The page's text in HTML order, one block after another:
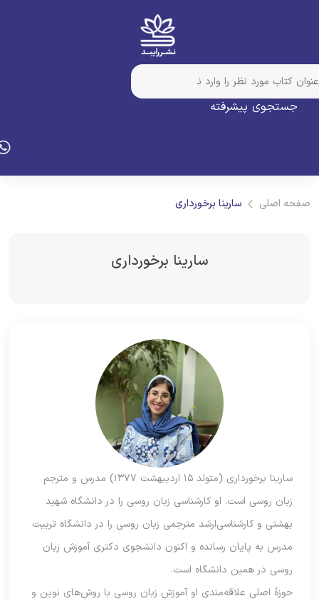
جستجوی پیشرفته
اصلی سارینا برخورداری
سارینا برخورداری
سارینا برخورداری (متولد ۱۵ اردیبهشت ۱۳۷۷) مدرس و مترجم
زبان روسی است. او کارشناسی زبان روسی را در دانشگاه شهید
بهشتی و کارشناسی‌ارشد مترجمی زبان روسی را در دانشگاه تربیت
مدرس به پایان رسانده و اکنون دانشجوی دکتری آموزش زبان
روسی در همین دانشگاه است.
حوزۀ اصلی علاقه‌مندی او آموزش زبان روسی با روش‌های نوین و